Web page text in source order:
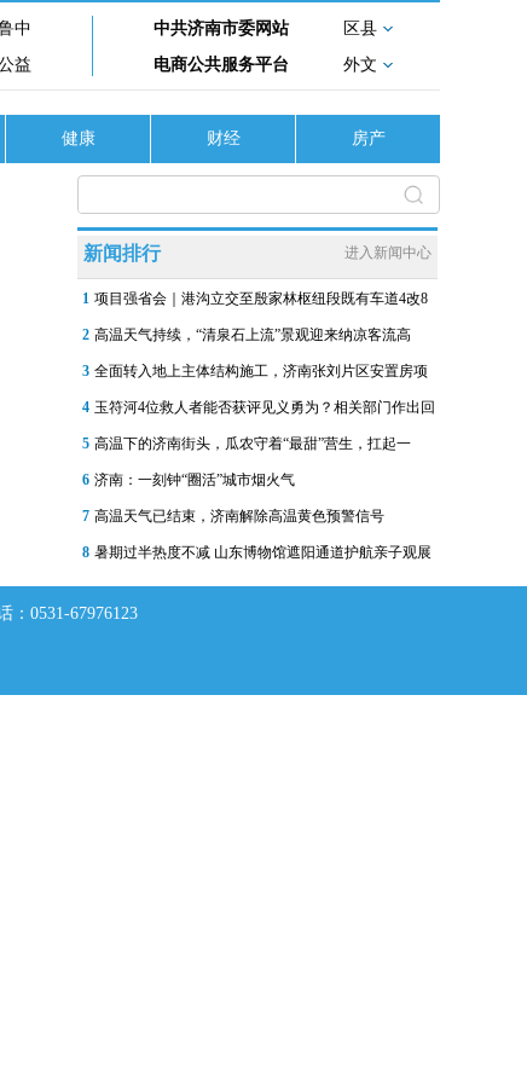
中
益
中共济南市委网站
区县
电商公共服务平台
外文
健康 财经 房产
新闻排行 进入新闻中心
1 项目强省会｜港沟立交至殷家林枢纽段既有车道4改8
2 高温天气持续，“清泉石上流”景观迎来纳凉客流高
3 全面转入地上主体结构施工，济南张刘片区安置房项
4 玉符河4位救人者能否获评见义勇为？相关部门作出回
5 高温下的济南街头，瓜农守着“最甜”营生，扛起一
6 济南：一刻钟“圈活”城市烟火气
7 高温天气已结束，济南解除高温黄色预警信号
8 暑期过半热度不减 山东博物馆遮阳通道护航亲子观展
：0531-67976123